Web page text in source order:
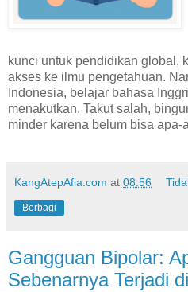
kunci untuk pendidikan global,
akses ke ilmu pengetahuan.
Indonesia, belajar bahasa
menakutkan. Takut salah,
minder karena belum bisa apa-
KangAtepAfia.com at 08:56
Berbagi
Gangguan Bipolar:
Sebenarnya Terjadi